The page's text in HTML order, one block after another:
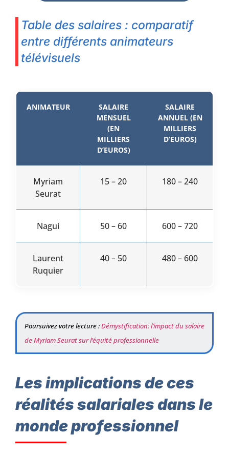
Table des salaires : comparatif
entre différents animateurs
télévisuels
ANIMATEUR
SALAIRE
MENSUEL
(EN
MILLIERS
D’EUROS)
SALAIRE
ANNUEL (EN
MILLIERS
D’EUROS)
Myriam
Seurat
15 – 20 180 – 240
Nagui 50 – 60 600 – 720
Laurent
Ruquier
40 – 50 480 – 600
Poursuivez votre lecture :Démystification: l’impact du salaire
de Myriam Seurat sur l’équité professionnelle
Les implications de ces
réalités salariales dans le
monde professionnel